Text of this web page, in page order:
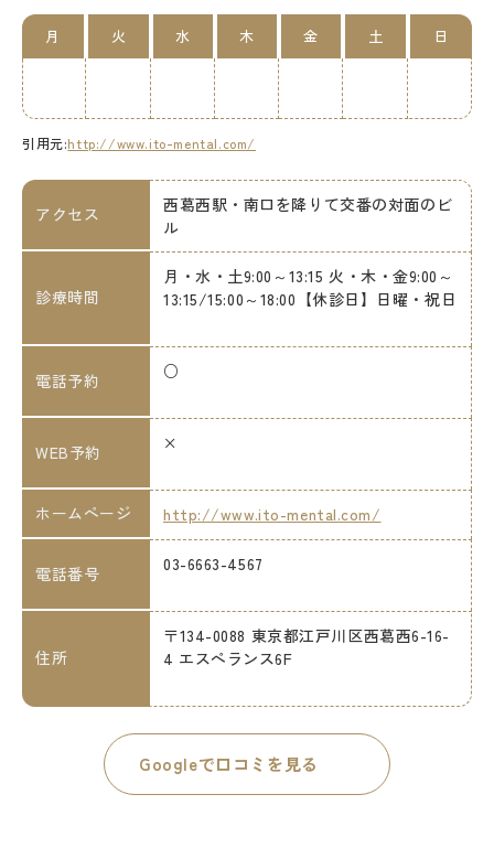
月 火 水 木 金 土 日
引用元:http://www.ito-mental.com/
アクセス
西葛西駅・南口を降りて交番の対面のビ
ル
診療時間
月・水・土9:00～13:15 火・木・金9:00～
13:15/15:00～18:00【休診日】日曜・祝日
電話予約 ○
WEB予約 ×
ホームページ http://www.ito-mental.com/
電話番号 03-6663-4567
住所
〒134-0088 東京都江戸川区西葛西6-16-
4 エスペランス6F
Googleで口コミを見る